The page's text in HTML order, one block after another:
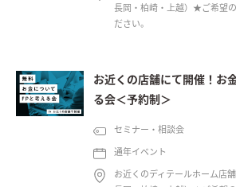
長岡・柏崎・上越）★ご希望
ださい。
お近くの店舗にて開催！お
る会＜予約制＞
セミナー・相談会
通年イベント
お近くのディテールホーム店